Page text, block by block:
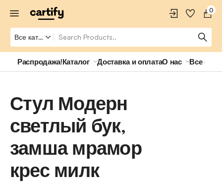
0
Распродажа!Каталог Доставка и оплатаО нас Все о
Стул Модерн
светлый бук,
замша мрамор
крес милк